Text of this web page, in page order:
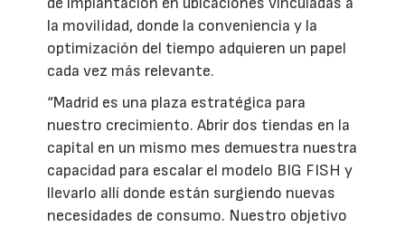
la movilidad, donde la conveniencia y la
optimización del tiempo adquieren un papel
cada vez más relevante.
“Madrid es una plaza estratégica para
nuestro crecimiento. Abrir dos tiendas en la
capital en un mismo mes demuestra nuestra
capacidad para escalar el modelo BIG FISH y
llevarlo allí donde están surgiendo nuevas
necesidades de consumo. Nuestro objetivo